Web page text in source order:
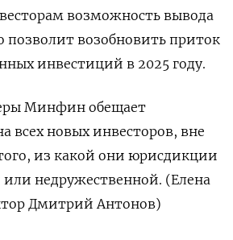
возможность вывода
возобновить приток
инвестиций в 2025 году.
Минфин обещает
всех новых инвесторов, вне
из какой они юрисдикции
недружественной. (Елена
Дмитрий Антонов)